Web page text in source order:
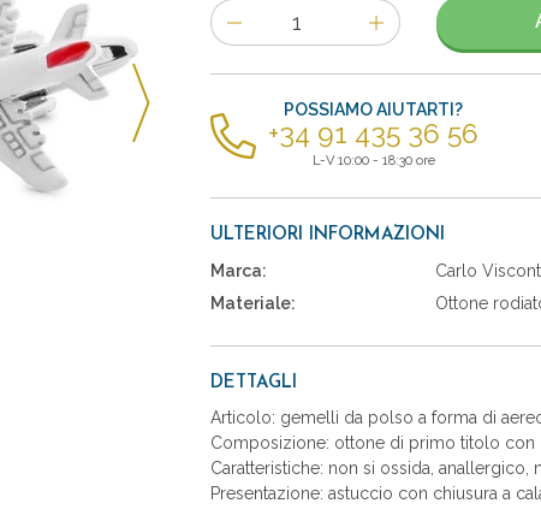
Numero
di
articoli
POSSIAMO AIUTARTI?
+34 91 435 36 56
L-V 10:00 - 18:30 ore
ULTERIORI INFORMAZIONI
Marca:
Carlo
Materiale:
Ottone
DETTAGLI
Articolo: gemelli da polso a forma di
Composizione: ottone di primo titolo con
Caratteristiche: non si ossida, anallergico,
Presentazione: astuccio con chiusura a